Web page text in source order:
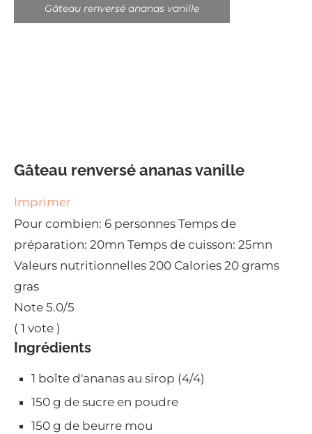
Gâteau renversé ananas vanille
Gâteau renversé ananas vanille
Imprimer
Pour combien: 6 personnes Temps de
préparation: 20mn Temps de cuisson: 25mn
Valeurs nutritionnelles 200 Calories 20 grams
gras
Note 5.0/5
( 1 vote )
Ingrédients
1 boîte d'ananas au sirop (4/4)
150 g de sucre en poudre
150 g de beurre mou